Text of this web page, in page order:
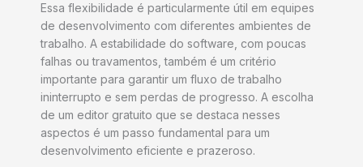
Essa flexibilidade é particularmente útil em equipes
de desenvolvimento com diferentes ambientes de
trabalho. A estabilidade do software, com poucas
falhas ou travamentos, também é um critério
importante para garantir um fluxo de trabalho
ininterrupto e sem perdas de progresso. A escolha
de um editor gratuito que se destaca nesses
aspectos é um passo fundamental para um
desenvolvimento eficiente e prazeroso.